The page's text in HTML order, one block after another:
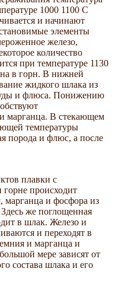
1000 1100 С
и начинают
элементы
железо,
количество
при температуре 1130
в горн. В нижней
жидкого шлака из
и флюса. Понижению
марганца. В стекающем
температуры
порода и флюс, а после
плавки с
горне происходит
марганца и фосфора из
же поглощенная
в шлак. Железо и
и переходят в
и марганца и
мере зависят от
состава шлака и его